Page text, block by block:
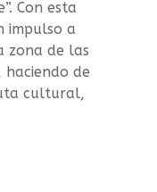
Con esta
impulso a
zona de las
haciendo de
cultural,